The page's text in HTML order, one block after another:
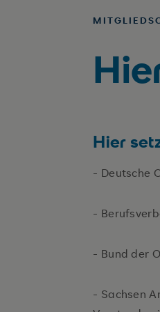
Hier
- Deutsche
-
- Bund der
- Sachsen